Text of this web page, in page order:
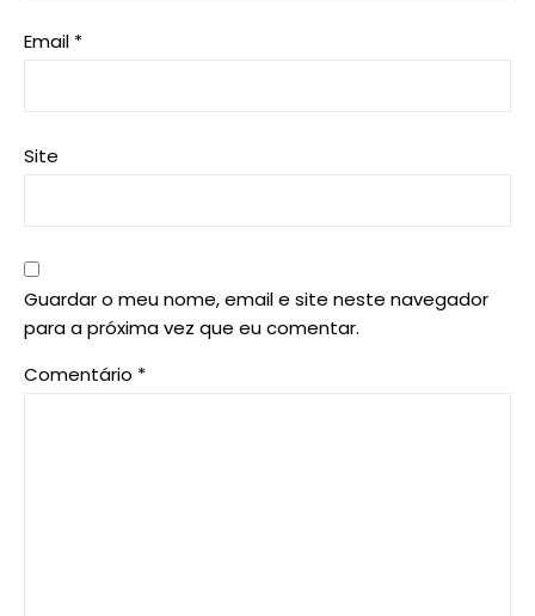
Email *
Site
Guardar o meu nome, email e site neste navegador
para a próxima vez que eu comentar.
Comentário *